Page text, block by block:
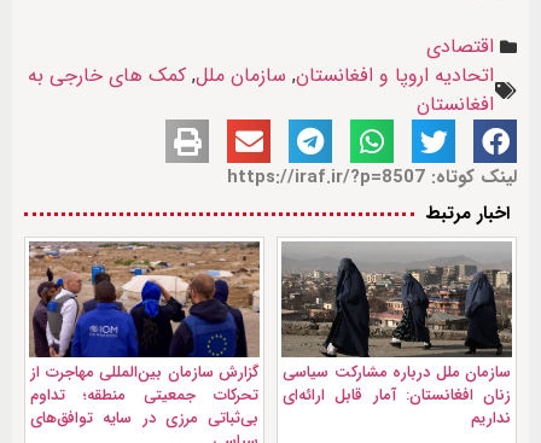
اقتصادی
اتحادیه اروپا و افغانستان, سازمان ملل, کمک های خارجی به
افغانستان
لینک کوتاه: https://iraf.ir/?p=8507
اخبار مرتبط
سازمان ملل درباره مشارکت سیاسی
زنان افغانستان: آمار قابل ارائه‌ای
نداریم
گزارش سازمان بین‌المللی مهاجرت از
تحرکات جمعیتی منطقه؛ تداوم
بی‌ثباتی مرزی در سایه توافق‌های